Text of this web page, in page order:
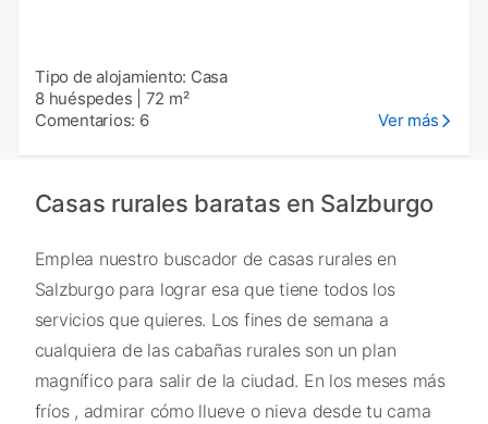
Tipo de alojamiento: Casa
8 huéspedes
72 m²
Comentarios: 6
Ver más
Casas rurales baratas en Salzburgo
Emplea nuestro buscador de casas rurales en
Salzburgo para lograr esa que tiene todos los
servicios que quieres. Los fines de semana a
cualquiera de las cabañas rurales son un plan
magnífico para salir de la ciudad. En los meses más
fríos , admirar cómo llueve o nieva desde tu cama